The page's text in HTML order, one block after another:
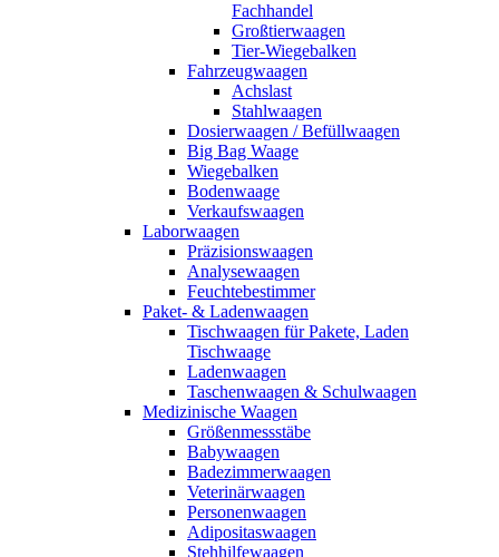
Fachhandel
Großtierwaagen
Tier-Wiegebalken
Fahrzeugwaagen
Achslast
Stahlwaagen
Dosierwaagen / Befüllwaagen
Big Bag Waage
Wiegebalken
Bodenwaage
Verkaufswaagen
Laborwaagen
Präzisionswaagen
Analysewaagen
Feuchtebestimmer
Paket- & Ladenwaagen
Tischwaagen für Pakete, Laden
Tischwaage
Ladenwaagen
Taschenwaagen & Schulwaagen
Medizinische Waagen
Größenmessstäbe
Babywaagen
Badezimmerwaagen
Veterinärwaagen
Personenwaagen
Adipositaswaagen
Stehhilfewaagen